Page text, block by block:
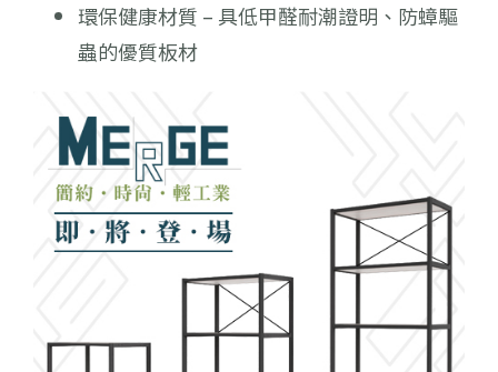
環保健康材質 – 具低甲醛耐潮證明、防蟑驅
蟲的優質板材